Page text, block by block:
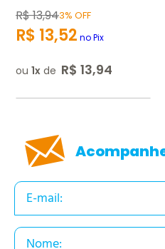
Escrever avaliação
R$13,943% OFF
R$ 13,52 no Pix
ou 1 de R$ 13,94